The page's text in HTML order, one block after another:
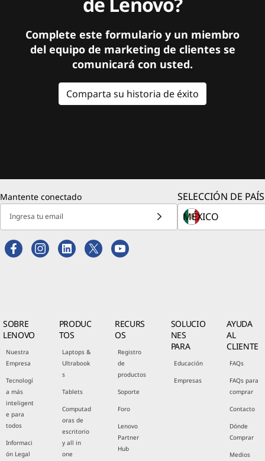
Complete este formulario y un miembro
del equipo de marketing de clientes se
comunicará con usted.
Comparta su historia de éxito
Mantente conectado
Ingresa tu email
SELECCIÓN DE PAÍS
SOBRE
LENOVO
Nuestra
Empresa
Tecnologí
a más
inteligent
e para
todos
Informaci
ón Legal
PRODUC
TOS
Laptops &
Ultrabook
s
Tablets
Computad
oras de
escritorio
y all in
one
RECURS
OS
Registro
de
productos
Soporte
Foro
Lenovo
Partner
Hub
SOLUCIO
NES
PARA
Educación
Empresas
AYUDA
AL
CLIENTE
FAQs
FAQs para
comprar
Contacto
Dónde
Comprar
Medios